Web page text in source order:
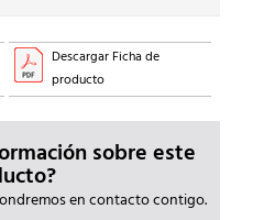
Descargar Ficha de
producto
sobre este
en contacto contigo.